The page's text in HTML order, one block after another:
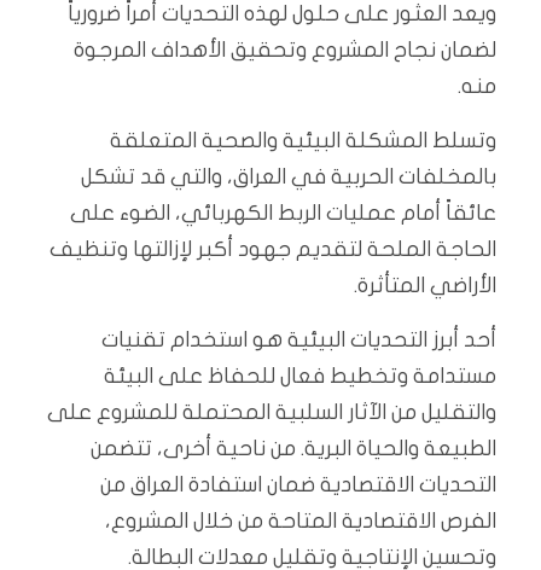
ويعد العثور على حلول لهذه التحديات أمراً ضرورياً
لضمان نجاح المشروع وتحقيق الأهداف المرجوة
منه.
وتسلط المشكلة البيئية والصحية المتعلقة
بالمخلفات الحربية في العراق، والتي قد تشكل
عائقاً أمام عمليات الربط الكهربائي، الضوء على
الحاجة الملحة لتقديم جهود أكبر لإزالتها وتنظيف
الأراضي المتأثرة.
أحد أبرز التحديات البيئية هو استخدام تقنيات
مستدامة وتخطيط فعال للحفاظ على البيئة
والتقليل من الآثار السلبية المحتملة للمشروع على
الطبيعة والحياة البرية. من ناحية أخرى، تتضمن
التحديات الاقتصادية ضمان استفادة العراق من
الفرص الاقتصادية المتاحة من خلال المشروع،
وتحسين الإنتاجية وتقليل معدلات البطالة.